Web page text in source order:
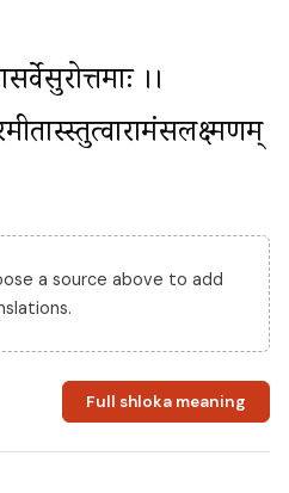
।।
a source above to add
Full shloka meaning